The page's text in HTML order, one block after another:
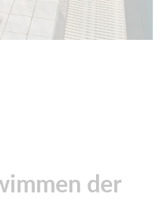
der